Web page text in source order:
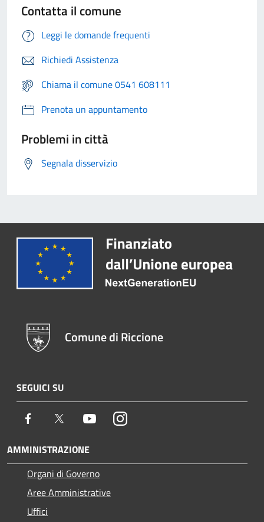
Contatta il comune
Leggi le domande frequenti
Richiedi Assistenza
Chiama il comune 0541 608111
Prenota un appuntamento
Problemi in città
Segnala disservizio
Comune di Riccione
SEGUICI SU
Facebook Twitter YoutubeInstagram
AMMINISTRAZIONE
Organi di Governo
Aree Amministrative
Uffici